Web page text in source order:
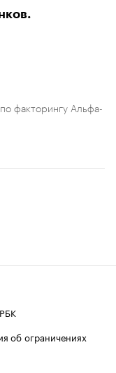
факторингу Альфа-
об ограничениях